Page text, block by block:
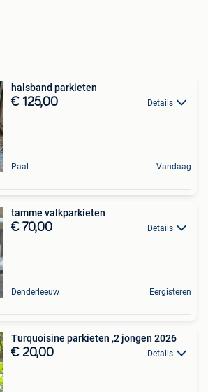
halsband parkieten
€ 125,00 Details
Paal Vandaag
tamme valkparkieten
€ 70,00 Details
Denderleeuw Eergisteren
Turquoisine parkieten ,2 jongen 2026
€ 20,00 Details